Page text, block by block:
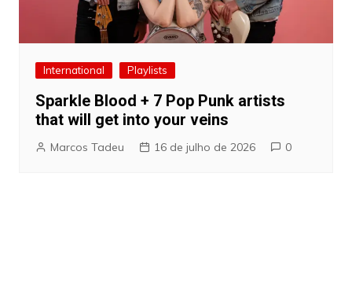
International Playlists
Sparkle Blood + 7 Pop Punk artists
that will get into your veins
Marcos Tadeu 16 de julho de 2026 0